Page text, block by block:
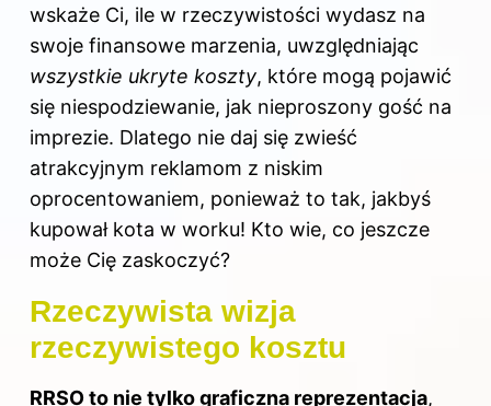
wskaże Ci, ile w rzeczywistości wydasz na
swoje finansowe marzenia, uwzględniając
wszystkie ukryte koszty, które mogą pojawić
się niespodziewanie, jak nieproszony gość na
imprezie. Dlatego nie daj się zwieść
atrakcyjnym reklamom z niskim
oprocentowaniem, ponieważ to tak, jakbyś
kupował kota w worku! Kto wie, co jeszcze
może Cię zaskoczyć?
Rzeczywista wizja
rzeczywistego kosztu
RRSO to nie tylko graficzna reprezentacja,